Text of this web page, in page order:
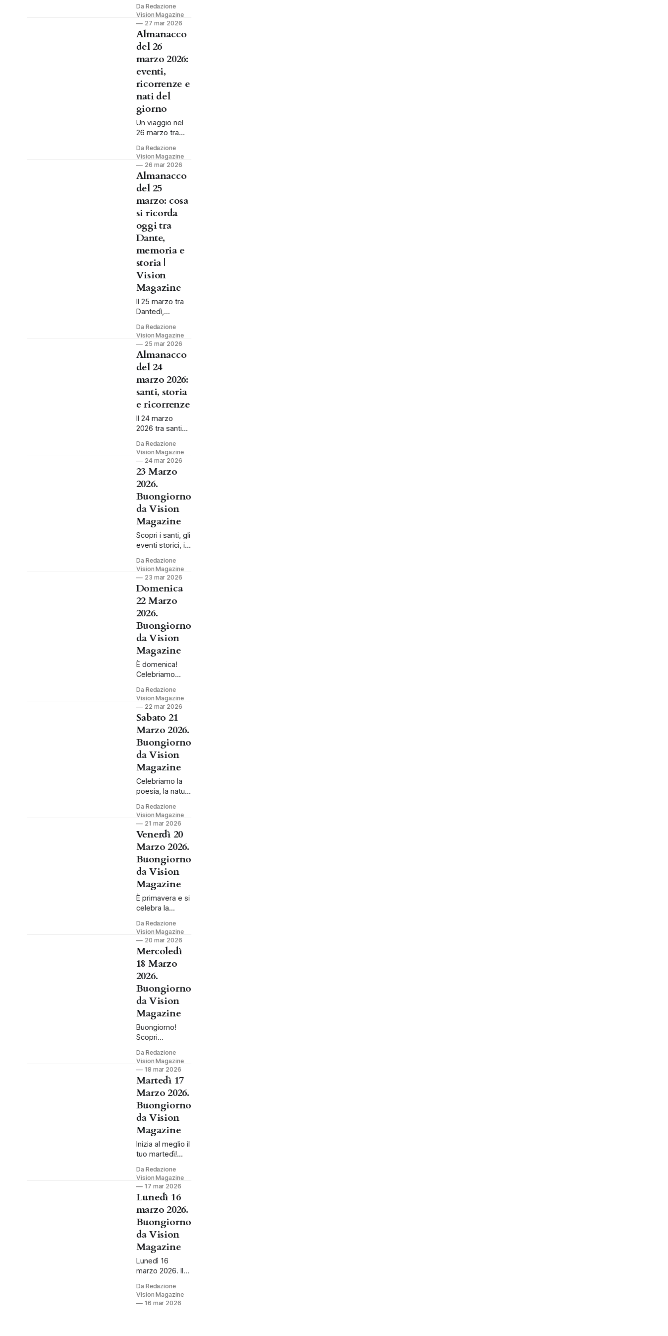
curiosità del 27
marzo in un
almanacco
semplice e
piacevole da
leggere.
Da Redazione
Vision Magazine
27 mar 2026
Almanacco
del 26
marzo 2026:
eventi,
ricorrenze e
nati del
giorno
Un viaggio nel
26 marzo tra
storici,
compleanni
celebri,
ricorrenze e
santo del
giorno.
Da Redazione
Vision Magazine
26 mar 2026
Almanacco
del 25
marzo: cosa
si ricorda
oggi tra
Dante,
memoria e
storia |
Vision
Magazine
Il 25 marzo tra
Dantedì,
memoria civile
ed eventi storici
che hanno
lasciato un
segno.
Da Redazione
Vision Magazine
25 mar 2026
Almanacco
del 24
marzo 2026:
santi, storia
e ricorrenze
Il 24 marzo
2026 tra santi
ricorrenze
mondiali, eventi
storici e
celebri da
ricordare.
Da Redazione
Vision Magazine
24 mar 2026
23 Marzo
2026.
Buongiorno
da Vision
Magazine
Scopri i santi, gli
eventi storici, i
celebri e la
giusta carica
per affrontare
23 marzo 2026.
Da Redazione
Vision Magazine
23 mar 2026
Domenica
22 Marzo
2026.
Buongiorno
da Vision
Magazine
È domenica!
Celebriamo
tranquillità.
Leggi
l'almanacco del
santi, storia e i
consigli per
ricaricare le
batterie.
Da Redazione
Vision Magazine
22 mar 2026
Sabato 21
Marzo 2026.
Buongiorno
da Vision
Magazine
Celebriamo la
poesia, la natura
Leggi
l'almanacco del
21 marzo 2026
compleanni
storici e
l'energia per il
sabato.
Da Redazione
Vision Magazine
21 mar 2026
Venerdì 20
Marzo 2026.
Buongiorno
da Vision
Magazine
È primavera e si
celebra la
Felicità! Scopri
l'almanacco del
20 marzo 2026:
compleanni e la
giusta carica
per il weekend.
Da Redazione
Vision Magazine
20 mar 2026
Mercoledì
18 Marzo
2026.
Buongiorno
da Vision
Magazine
Buongiorno!
Scopri
18 marzo 2026:
la Giornata
Mondiale del
preparativi per
le Giornate FAI
di Primavera e
fatti storici.
Da Redazione
Vision Magazine
18 mar 2026
Martedì 17
Marzo 2026.
Buongiorno
da Vision
Magazine
Inizia al meglio il
tuo martedì!
l'Italia,
ricordiamo
grandi traguardi
facciamo il
pieno di energia
positiva con il
nostro
Almanacco.
Da Redazione
Vision Magazine
17 mar 2026
Lunedì 16
marzo 2026.
Buongiorno
da Vision
Magazine
Lunedì 16
marzo 2026. Il
visto come un
giorno faticoso,
Da Redazione
Vision Magazine
16 mar 2026